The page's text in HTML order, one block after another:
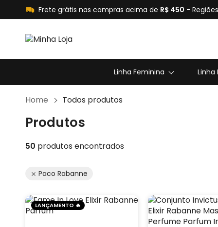
Frete grátis nas compras acima de R$ 450 -
Linha Feminina Linha
Home Todos produtos
Produtos
50 produtos encontrados
Paco Rabanne
LANÇAMENTO 🔥